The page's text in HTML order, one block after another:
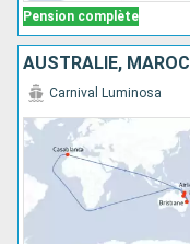
Pension complète
AUSTRALIE, MAROC
Carnival Luminosa